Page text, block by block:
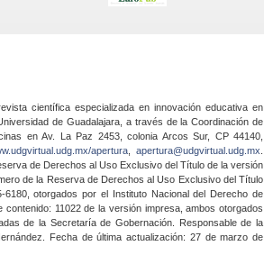
científica especializada en innovación educativa en
de Guadalajara, a través de la Coordinación de
en Av. La Paz 2453, colonia Arcos Sur, CP 44140,
apertura apertura@udgvirtual.udg.mx
de Derechos al Uso Exclusivo del Título de la versión
de la Reserva de Derechos al Uso Exclusivo del Título
otorgados por el Instituto Nacional del Derecho de
11022 de la versión impresa, ambos otorgados
de la Secretaría de Gobernación. Responsable de la
Fecha de última actualización: 27 de marzo de